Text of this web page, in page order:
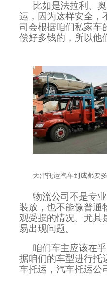
比如是法拉利、
运，因为这样安全，
司会根据咱们私家车
偿好多钱的，所以他
天津托运汽车到成都要
物流公司不是专
装放，也不能像普通
观受损的情况。尤其
易出现问题。
咱们车主应该在
据咱们的车型进行托
车托运，汽车托运公